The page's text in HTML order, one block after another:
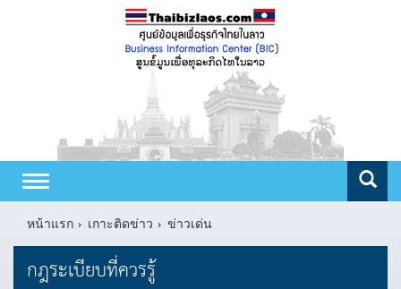
Toggle
navigation
หน้าแรก
เกาะติดข่าว ข่าวเด่น
กฎระเบียบที่ควรรู้